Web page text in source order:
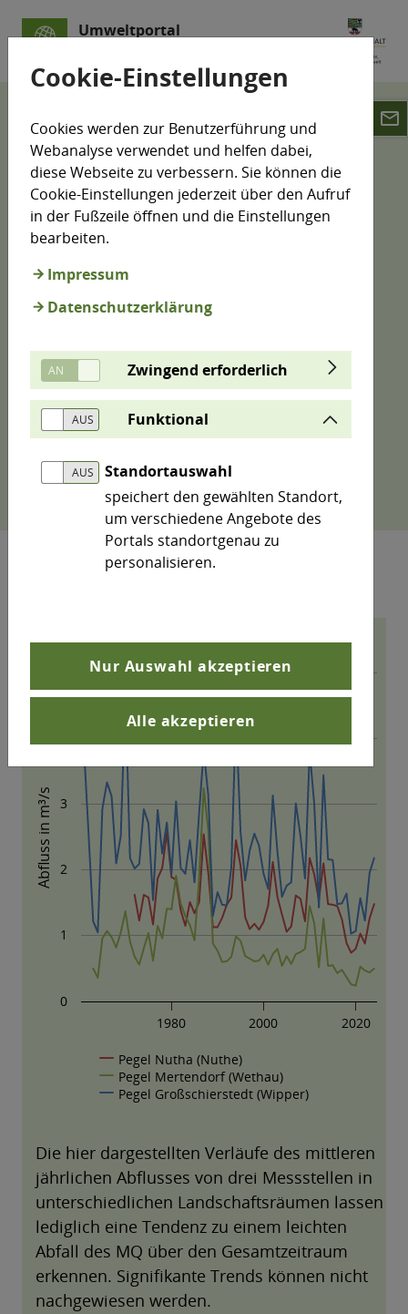
Umweltportal
Klimamonitoring
Klimawandelfolgen-Indikatoren
Wasser
Mittlerer Abfluss
Mittlerer Abfluss (B3)
Der Abfluss von Fließgewässern unterliegt den
Einflüssen der Klimaveränderung. Gleichzeitig wirkt
Abflusses auch auf die Gesamtökosysteme eines
Fließgewässers aus. Der Indikator B3 misst diese
Veränderungen.
Hinweis: Mittels Klick auf die Legendeneinträge
aus- bzw. wieder einschalten.
Cookie-Einstellungen
Cookies werden zur Benutzerführung und
Webanalyse verwendet und helfen dabei,
diese Webseite zu verbessern. Sie können die
Cookie-Einstellungen jederzeit über den Aufruf
in der Fußzeile öffnen und die Einstellungen
bearbeiten.
Impressum
Datenschutzerklärung
Zwingend erforderlich
Funktional
Standortauswahl
speichert den gewählten Standort,
um verschiedene Angebote des
Portals standortgenau zu
personalisieren.
Nur Auswahl akzeptieren
Alle akzeptieren
email